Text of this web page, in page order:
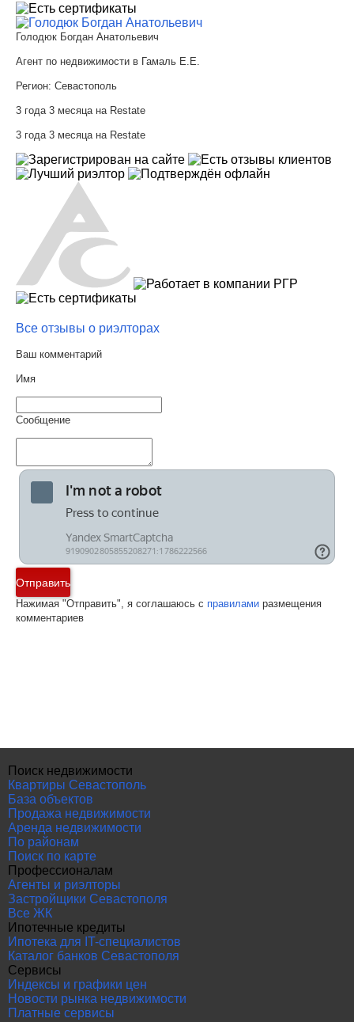
Голодюк Богдан Анатольевич
Агент по недвижимости в Гамаль Е.Е.
Регион: Севастополь
3 года 3 месяца на Restate
3 года 3 месяца на Restate
Все отзывы о риэлторах
Ваш комментарий
Имя
Сообщение
Отправить
Нажимая "Отправить", я соглашаюсь с правилами размещения
комментариев
Поиск недвижимости
Квартиры Севастополь
База объектов
Продажа недвижимости
Аренда недвижимости
По районам
Поиск по карте
Профессионалам
Агенты и риэлторы
Застройщики Севастополя
Все ЖК
Ипотечные кредиты
Ипотека для IT-специалистов
Каталог банков Севастополя
Сервисы
Индексы и графики цен
Новости рынка недвижимости
Платные сервисы